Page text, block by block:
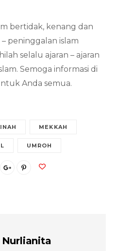
bertidak, kenang dan
peninggalan islam
selalu ajaran – ajaran
Semoga informasi di
Anda semua.
MEKKAH
UMROH
Nurlianita